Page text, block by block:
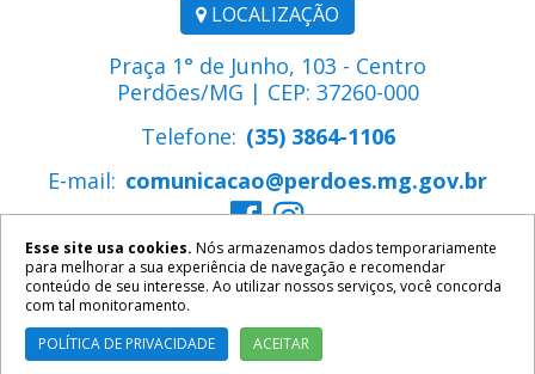
LOCALIZAÇÃO
Praça 1° de Junho, 103 - Centro
Perdões/MG | CEP: 37260-000
Telefone: (35) 3864-1106
E-mail: comunicacao@perdoes.mg.gov.br
2026 ©Prefeitura Municipal de Perdões
reservados. Política de Privacidade
Esse site usa cookies. Nós armazenamos dados temporariamente
para melhorar a sua experiência de navegação e recomendar
conteúdo de seu interesse. Ao utilizar nossos serviços, você concorda
com tal monitoramento.
POLÍTICA DE PRIVACIDADE
ACEITAR